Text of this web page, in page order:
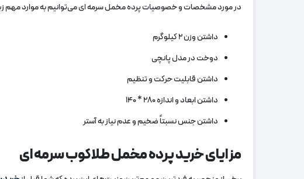
در مورد مشخصات و خصوصیات پرده مخمل سرمه ای می‌توانیم به موارد مهم
داشتن وزن ۲ کیلوگرم
دوخت در مدل پانچی
داشتن قابلیت حرکت و تنظیم
داشتن ابعاد و اندازه ۲۸۰ * ۱۴۰
داشتن جنس نسبتاً ضخیم و عدم نیاز به آستر
مزایای خرید پرده مخمل طلاکوب سرمه ای